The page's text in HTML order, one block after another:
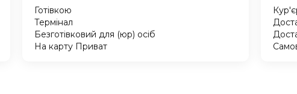
Готівкою
Термінал
Безготівковий для (юр) осіб
На карту Приват